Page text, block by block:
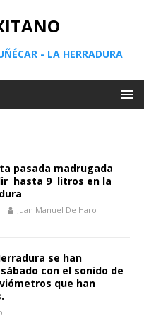
- LA HERRADURA
pasada madrugada
hasta 9 litros en la
Juan Manuel De Haro
se han
con el sonido de
que han